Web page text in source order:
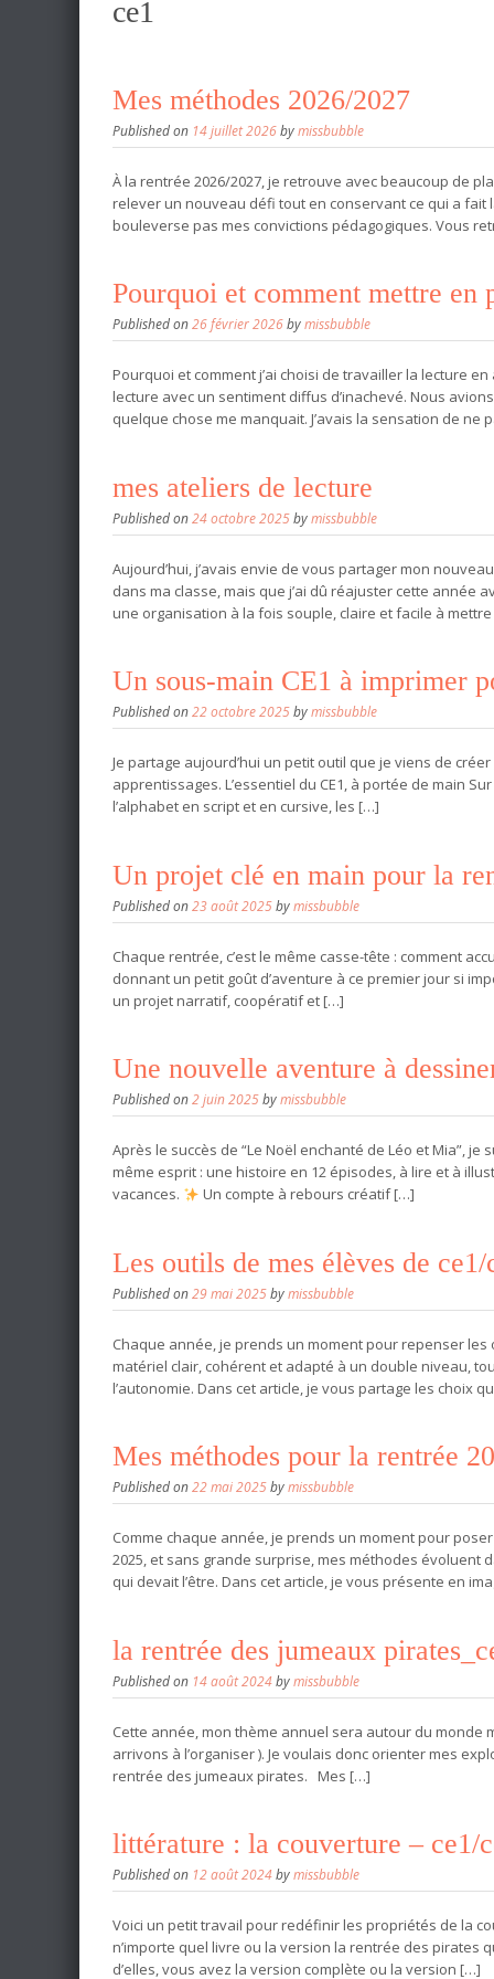
ce1
Mes méthodes 2026/2027
Published on 14 juillet 2026bymissbubble
À la rentrée 2026/2027, je retrouve avec beaucoup de
relever un nouveau défi tout en conservant ce qui a
bouleverse pas mes convictions pédagogiques. Vous
Pourquoi et comment mettre en
Published on26 février 2026bymissbubble
Pourquoi et comment j’ai choisi de travailler la lecture
lecture avec un sentiment diffus d’inachevé. Nous
quelque chose me manquait. J’avais la sensation de ne
mes ateliers de lecture
Published on24 octobre 2025bymissbubble
Aujourd’hui, j’avais envie de vous partager mon
dans ma classe, mais que j’ai dû réajuster cette année
une organisation à la fois souple, claire et facile à
Un sous-main CE1 à imprimer
Published on22 octobre 2025bymissbubble
Je partage aujourd’hui un petit outil que je viens de
apprentissages. L’essentiel du CE1, à portée de main
l’alphabet en script et en cursive, les […]
Un projet clé en main pour la
Published on23 août 2025bymissbubble
Chaque rentrée, c’est le même casse-tête : comment
donnant un petit goût d’aventure à ce premier jour si
un projet narratif, coopératif et […]
Une nouvelle aventure à
Published on2 juin 2025bymissbubble
Après le succès de “Le Noël enchanté de Léo et Mia”,
même esprit : une histoire en 12 épisodes, à lire et à
vacances.
Un compte à rebours créatif […]
Les outils de mes élèves de ce1/
Published on29 mai 2025bymissbubble
Chaque année, je prends un moment pour repenser
matériel clair, cohérent et adapté à un double niveau,
l’autonomie. Dans cet article, je vous partage les choix
Mes méthodes pour la rentrée
Published on22 mai 2025bymissbubble
Comme chaque année, je prends un moment pour
2025, et sans grande surprise, mes méthodes évoluent
qui devait l’être. Dans cet article, je vous présente en
la rentrée des jumeaux
Published on 14 août 2024bymissbubble
Cette année, mon thème annuel sera autour du monde
arrivons à l’organiser ). Je voulais donc orienter mes
rentrée des jumeaux pirates. Mes […]
littérature : la couverture – ce1/
Published on 12 août 2024bymissbubble
Voici un petit travail pour redéfinir les propriétés de la
n’importe quel livre ou la version la rentrée des pirates
d’elles, vous avez la version complète ou la version […]